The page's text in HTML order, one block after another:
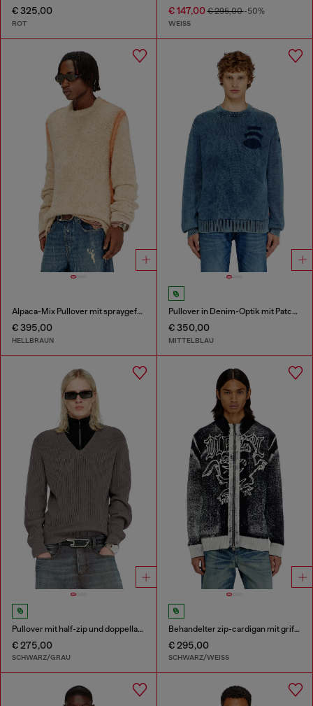
€ 325,00
ROT
€ 147,00€ 295,00-50%
WEISS
Alpaca-Mix Pullover mit spraygefärbten Nähten
€ 395,00
HELLBRAUN
Pullover in Denim-Optik mit Patch-Effekten
€ 350,00
MITTELBLAU
Pullover mit half-zip und doppellagigem Kragen
€ 275,00
SCHWARZ/GRAU
Behandelter zip-cardigan mit griffin-motiv
€ 295,00
SCHWARZ/WEISS